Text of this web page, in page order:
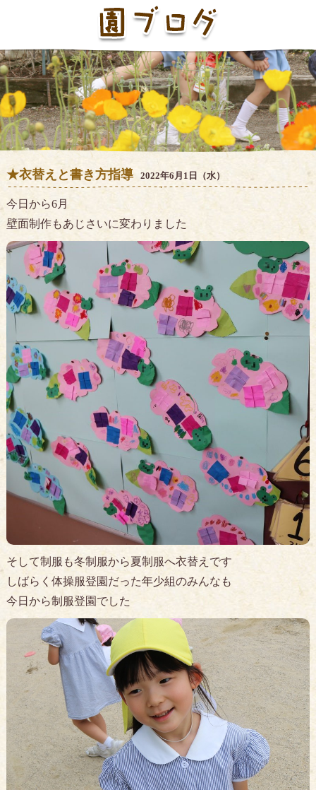
★衣替えと書き方指導 2022年6月1日（水）
今日から6月
壁面制作もあじさいに変わりました
そして制服も冬制服から夏制服へ衣替えです
しばらく体操服登園だった年少組のみんなも
今日から制服登園でした